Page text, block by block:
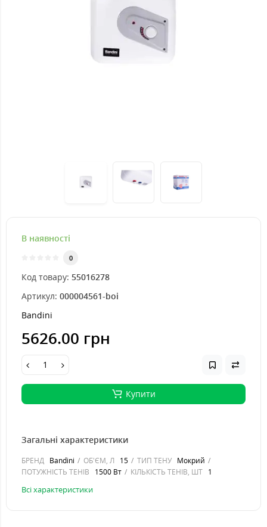
В наявності
0
Код товару: 55016278
Артикул: 000004561-boi
Bandini
5626.00 грн
Купити
Загальні характеристики
БРЕНД Bandini ОБ'ЄМ, Л 15 ТИП ТЕНУ Мокрий
ПОТУЖНІСТЬ ТЕНІВ
1500 Вт КІЛЬКІСТЬ ТЕНІВ, ШТ 1
Всі характеристики